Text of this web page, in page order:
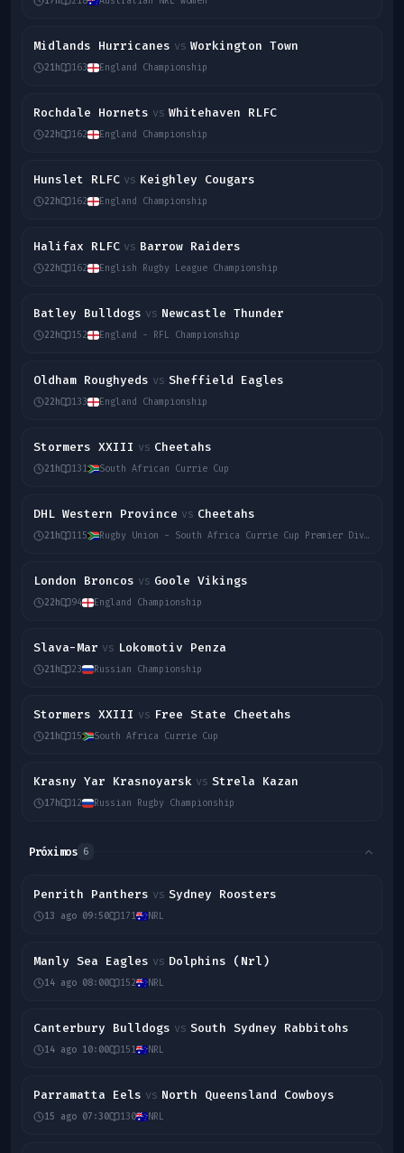
Midlands Hurricanes vs Workington Town
21h 163 England Championship
Rochdale Hornets vs Whitehaven RLFC
22h 162 England Championship
Hunslet RLFC vs Keighley Cougars
22h 162 England Championship
Halifax RLFC vs Barrow Raiders
22h 162 English Rugby League Championship
Batley Bulldogs vs Newcastle Thunder
22h 152 England - RFL Championship
Oldham Roughyeds vs Sheffield Eagles
22h 133 England Championship
Stormers XXIII vs Cheetahs
21h 131 South African Currie Cup
DHL Western Province vs Cheetahs
21h 115 Rugby Union - South Africa Currie Cup Premier Division
London Broncos vs Goole Vikings
22h 94 England Championship
Slava-Mar vs Lokomotiv Penza
21h 23 Russian Championship
Stormers XXIII vs Free State Cheetahs
21h 15 South Africa Currie Cup
Krasny Yar Krasnoyarsk vs Strela Kazan
17h 12 Russian Rugby Championship
Próximos 6
Penrith Panthers vs Sydney Roosters
13 ago 09:50 171 NRL
Manly Sea Eagles vs Dolphins (Nrl)
14 ago 08:00 152 NRL
Canterbury Bulldogs vs South Sydney Rabbitohs
14 ago 10:00 151 NRL
Parramatta Eels vs North Queensland Cowboys
15 ago 07:30 130 NRL